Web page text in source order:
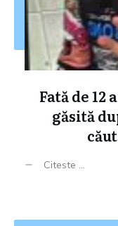
Fată de 12
găsită
Citeste ...